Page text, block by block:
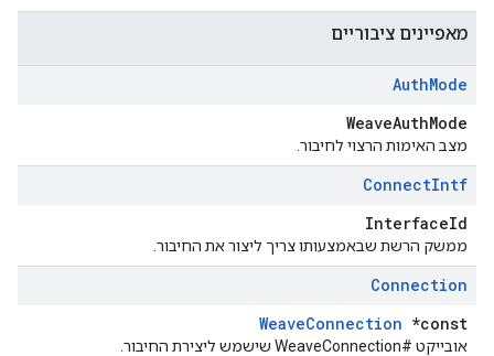
מאפיינים ציבוריים
AuthMode
WeaveAuthMode
מצב האימות הרצוי לחיבור.
ConnectIntf
InterfaceId
ממשק הרשת שבאמצעותו צריך ליצור את החיבור.
Connection
WeaveConnection *const
אובייקט #WeaveConnection שישמש ליצירת החיבור.